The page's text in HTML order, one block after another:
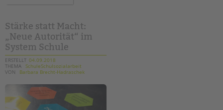
NEWS/BLOG
unkuerzbar
Briefe an Kai
Magazin
Stärke statt Macht:
„Neue Autorität“ im
System Schule
ERSTELLT 04.09.2018
THEMA SchuleSchulsozialarbeit
VON
Barbara Brecht-Hadraschek